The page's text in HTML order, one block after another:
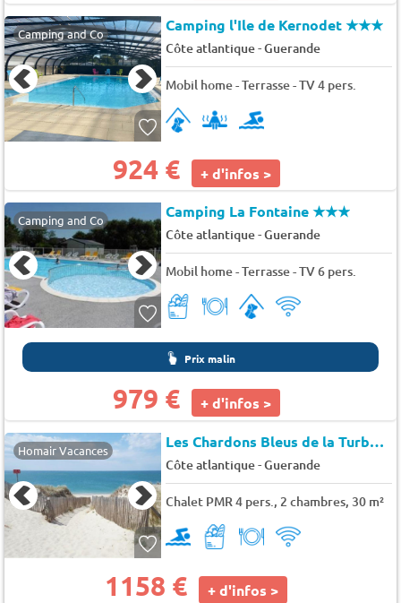
Camping and Co Camping l'Ile de Kernodet★★★
Côte atlantique-Guerande
Mobil home - Terrasse - TV 4 pers.
924 € + d'infos >
Camping and Co Camping La Fontaine★★★
Côte atlantique-Guerande
Mobil home - Terrasse - TV 6 pers.
Prix malin
979 € + d'infos >
Homair Vacances Les Chardons Bleus de la Turballe (BS073)
Côte atlantique-Guerande
Chalet PMR 4 pers., 2 chambres, 30 m²
1158 € + d'infos >